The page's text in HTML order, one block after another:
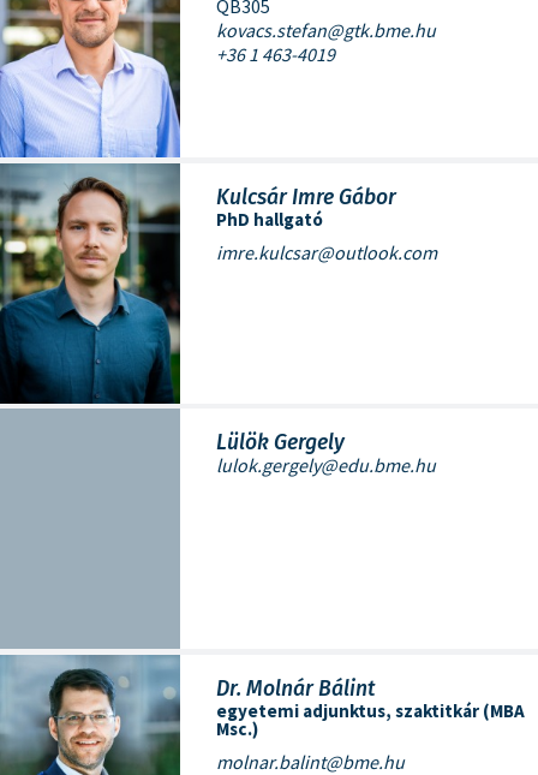
QB305
kovacs.stefan@gtk.bme.hu
+36 1 463-4019
Kulcsár Imre Gábor
PhD hallgató
imre.kulcsar@outlook.com
Lülök Gergely
lulok.gergely@edu.bme.hu
Dr. Molnár Bálint
egyetemi adjunktus, szaktitkár (MBA
Msc.)
molnar.balint@bme.hu